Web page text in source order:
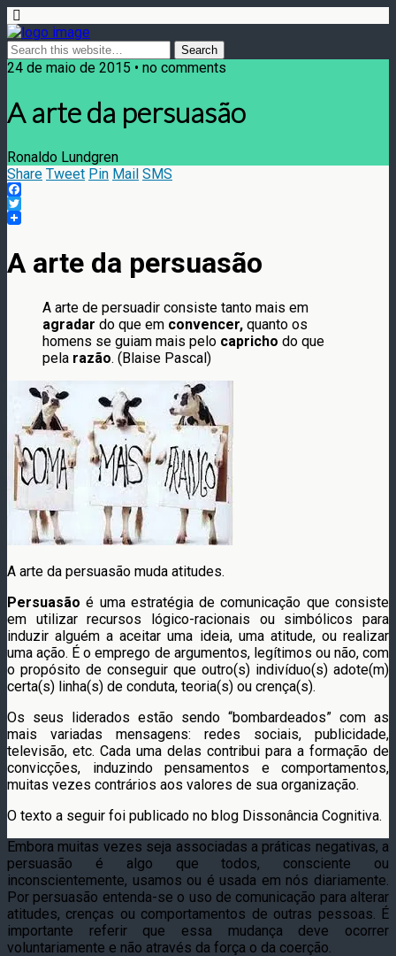
24 de maio de 2015 • no comments
A arte da persuasão
Ronaldo Lundgren
Share Tweet Pin Mail SMS
Facebook
Twitter
A arte da persuasão
A arte de persuadir consiste tanto mais em
agradar do que em convencer, quanto os
homens se guiam mais pelo capricho do que
pela razão. (Blaise Pascal)
A arte da persuasão muda atitudes.
Persuasão é uma estratégia de comunicação que consiste
em utilizar recursos lógico-racionais ou simbólicos para
induzir alguém a aceitar uma ideia, uma atitude, ou realizar
uma ação. É o emprego de argumentos, legítimos ou não, com
o propósito de conseguir que outro(s) indivíduo(s) adote(m)
certa(s) linha(s) de conduta, teoria(s) ou crença(s).
Os seus liderados estão sendo “bombardeados” com as
mais variadas mensagens: redes sociais, publicidade,
televisão, etc. Cada uma delas contribui para a formação de
convicções, induzindo pensamentos e comportamentos,
muitas vezes contrários aos valores de sua organização.
O texto a seguir foi publicado no blog Dissonância Cognitiva.
Embora muitas vezes seja associadas a práticas negativas, a
persuasão é algo que todos, consciente ou
inconscientemente, usamos ou é usada em nós diariamente.
Por persuasão entenda-se o uso de comunicação para alterar
atitudes, crenças ou comportamentos de outras pessoas. É
importante referir que essa mudança deve ocorrer
voluntariamente e não através da força o da coerção.